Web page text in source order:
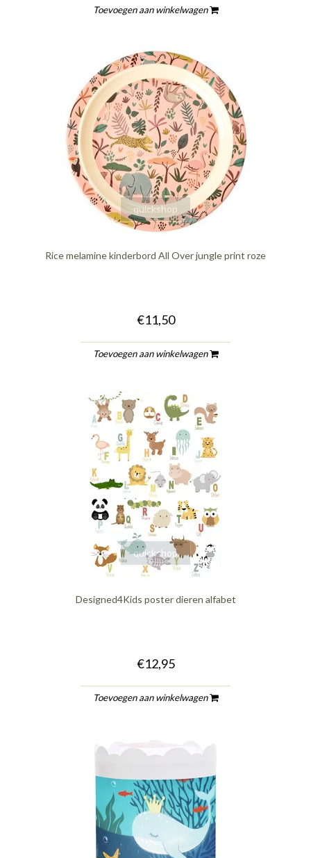
Toevoegen aan winkelwagen
quickshop
Rice melamine kinderbord All Over jungle print roze
€11,50
Toevoegen aan winkelwagen
quickshop
Designed4Kids poster dieren alfabet
€12,95
Toevoegen aan winkelwagen